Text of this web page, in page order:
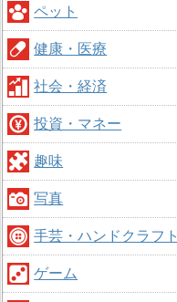
ペット
健康・医療
社会・経済
投資・マネー
趣味
写真
手芸・ハンドクラフト
ゲーム